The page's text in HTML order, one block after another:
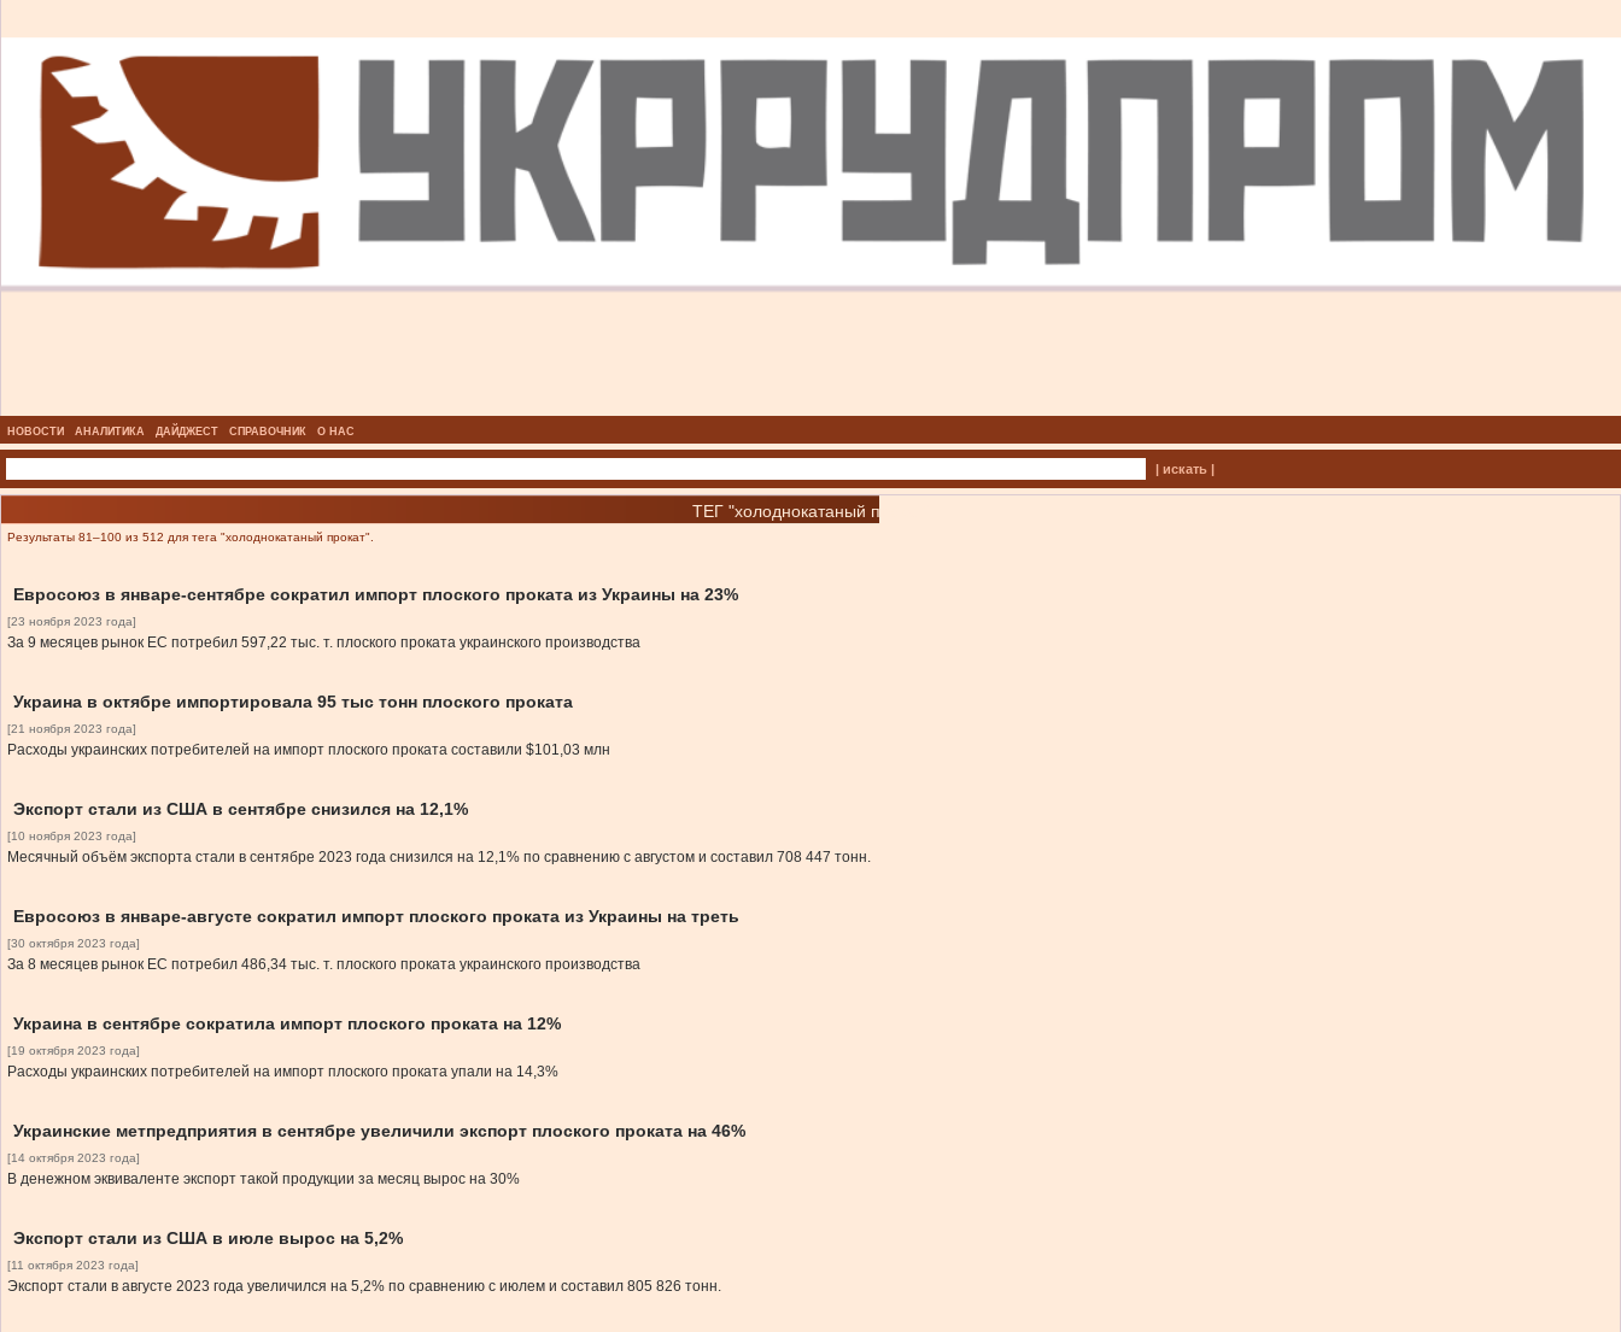
НОВОСТИ АНАЛИТИКА ДАЙДЖЕСТ СПРАВОЧНИК О НАС
| искать |
ТЕГ "холоднокатаный прокат"
Результаты 81–100 из 512 для тега "холоднокатаный прокат".
Евросоюз в январе-сентябре сократил импорт плоского проката из Украины на 23%
[23 ноября 2023 года]
За 9 месяцев рынок ЕС потребил 597,22 тыс. т. плоского проката украинского производства
Украина в октябре импортировала 95 тыс тонн плоского проката
[21 ноября 2023 года]
Расходы украинских потребителей на импорт плоского проката составили $101,03 млн
Экспорт стали из США в сентябре снизился на 12,1%
[10 ноября 2023 года]
Месячный объём экспорта стали в сентябре 2023 года снизился на 12,1% по сравнению с августом и составил 708 447 тонн.
Евросоюз в январе-августе сократил импорт плоского проката из Украины на треть
[30 октября 2023 года]
За 8 месяцев рынок ЕС потребил 486,34 тыс. т. плоского проката украинского производства
Украина в сентябре сократила импорт плоского проката на 12%
[19 октября 2023 года]
Расходы украинских потребителей на импорт плоского проката упали на 14,3%
Украинские метпредприятия в сентябре увеличили экспорт плоского проката на 46%
[14 октября 2023 года]
В денежном эквиваленте экспорт такой продукции за месяц вырос на 30%
Экспорт стали из США в июле вырос на 5,2%
[11 октября 2023 года]
Экспорт стали в августе 2023 года увеличился на 5,2% по сравнению с июлем и составил 805 826 тонн.